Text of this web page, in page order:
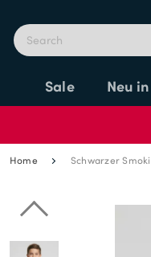
Sale Neu in
Home Schwarzer